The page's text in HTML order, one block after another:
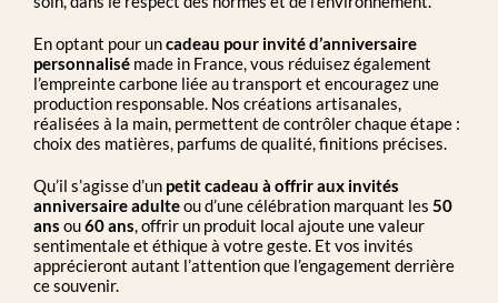
En optant pour uncadeau pour invité d’anniversaire
personnalisé made in France, vous réduisez également
l’empreinte carbone liée au transport et encouragez une
production responsable. Nos créations artisanales,
réalisées à la main, permettent de contrôler chaque étape :
choix des matières, parfums de qualité, finitions précises.
Qu’il s’agisse d’un petit cadeau à offrir aux invités
anniversaire adulteou d’une célébration marquant les 50
ans ou60 ans, offrir un produit local ajoute une valeur
sentimentale et éthique à votre geste. Et vos invités
apprécieront autant l’attention que l’engagement derrière
ce souvenir.